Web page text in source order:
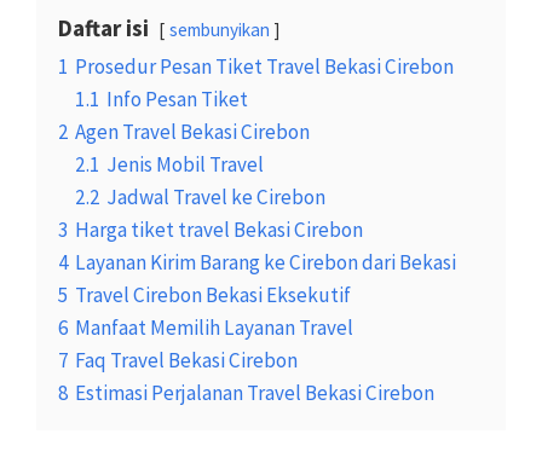
Daftar isi sembunyikan
1 Prosedur Pesan Tiket Travel Bekasi Cirebon
1.1 Info Pesan Tiket
2 Agen Travel Bekasi Cirebon
2.1 Jenis Mobil Travel
2.2 Jadwal Travel ke Cirebon
3 Harga tiket travel Bekasi Cirebon
4 Layanan Kirim Barang ke Cirebon dari Bekasi
5 Travel Cirebon Bekasi Eksekutif
6 Manfaat Memilih Layanan Travel
7 Faq Travel Bekasi Cirebon
8 Estimasi Perjalanan Travel Bekasi Cirebon